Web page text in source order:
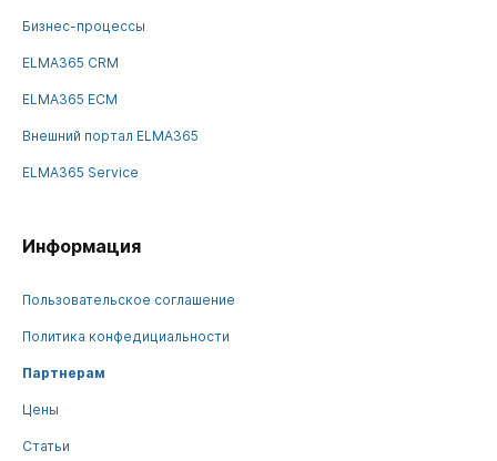
Бизнес-процессы
ELMA365 CRM
ELMA365 ECM
Внешний портал ELMA365
ELMA365 Service
Информация
Пользовательское соглашение
Политика конфедициальности
Партнерам
Цены
Статьи